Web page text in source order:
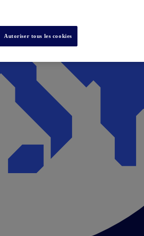
Autoriser tous les cookies